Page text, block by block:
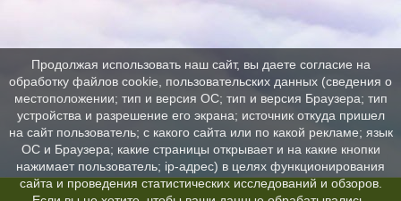
Продолжая использовать наш сайт, вы даете согласие на
обработку файлов cookie, пользовательских данных (сведения о
местоположении; тип и версия ОС; тип и версия Браузера; тип
устройства и разрешение его экрана; источник откуда пришел
на сайт пользователь; с какого сайта или по какой рекламе; язык
ОС и Браузера; какие страницы открывает и на какие кнопки
нажимает пользователь; ip-адрес) в целях функционирования
сайта и проведения статистических исследований и обзоров.